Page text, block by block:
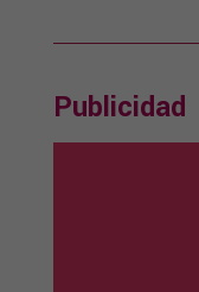
Publicidad